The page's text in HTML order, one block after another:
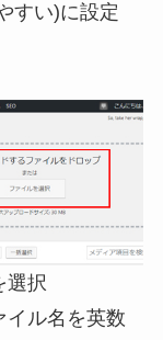
すい)に設定
選択
イル名を英数